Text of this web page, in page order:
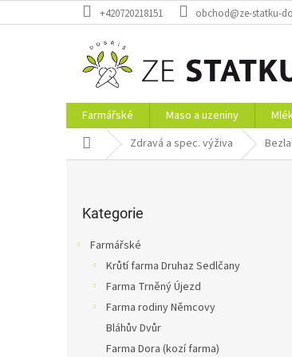
na
+420720218151 obchod@ze-statku-
Farmářské Maso a uzeniny
Domů Zdravá a spec. výživa
kategorie
Kategorie
Farmářské
Krůtí farma Druhaz Sedlčany
Farma Trněný Újezd
Farma rodiny Němcovy
Bláhův Dvůr
Farma Dora (kozí farma)